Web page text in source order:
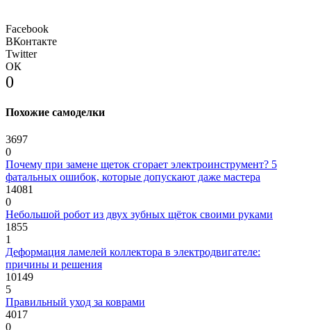
Facebook
ВКонтакте
Twitter
ОК
0
Похожие самоделки
3697
0
Почему при замене щеток сгорает электроинструмент? 5
фатальных ошибок, которые допускают даже мастера
14081
0
Небольшой робот из двух зубных щёток своими руками
1855
1
Деформация ламелей коллектора в электродвигателе:
причины и решения
10149
5
Правильный уход за коврами
4017
0